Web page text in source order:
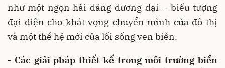
như một ngọn hải đăng đương đại – biểu tượng
đại diện cho khát vọng chuyển mình của đô thị
và một thế hệ mới của lối sống ven biển.
- Các giải pháp thiết kế trong môi trường biển